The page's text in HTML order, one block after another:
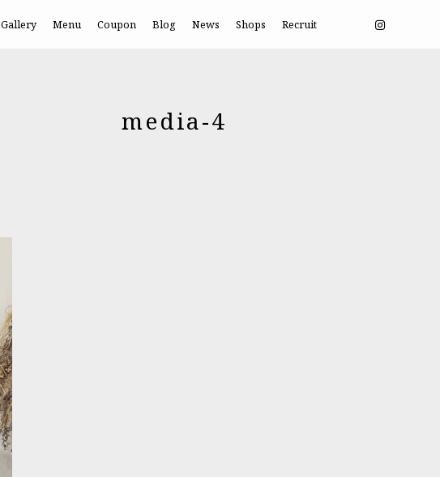
Gallery Menu Coupon Blog News Shops Recruit
media-4